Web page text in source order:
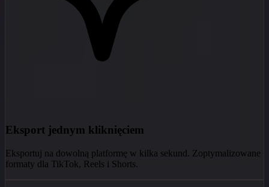
Eksport jednym kliknięciem
Eksportuj na dowolną platformę w kilka sekund. Zoptymalizowane
formaty dla TikTok, Reels i Shorts.